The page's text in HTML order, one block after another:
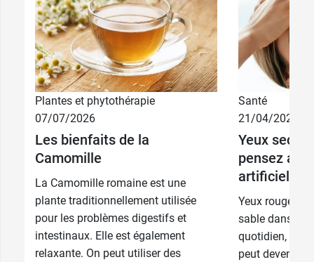
Plantes et phytothérapie
07/07/2026
Les bienfaits de la
Camomille
La Camomille romaine est une
plante traditionnellement utilisée
pour les problèmes digestifs et
intestinaux. Elle est également
relaxante. On peut utiliser des
Santé
21/04/2026
Yeux secs
pensez aux
artificielles
Yeux rouges,
sable dans
quotidien, la
peut devenir